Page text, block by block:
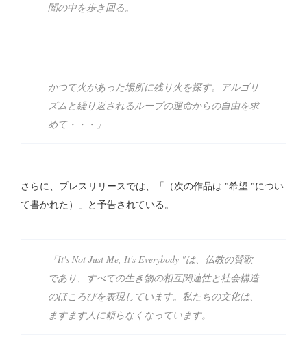
闇の中を歩き回る。
かつて火があった場所に残り火を探す。アルゴリ
ズムと繰り返されるループの運命からの自由を求
めて・・・」
さらに、プレスリリースでは、「（次の作品は "希望 "につい
て書かれた）」と予告されている。
「It's Not Just Me, It's Everybody "は、仏教の賛歌
であり、すべての生き物の相互関連性と社会構造
のほころびを表現しています。私たちの文化は、
ますます人に頼らなくなっています。